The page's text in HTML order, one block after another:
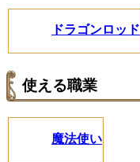
ドラゴンロッド
使える職業
魔法使い